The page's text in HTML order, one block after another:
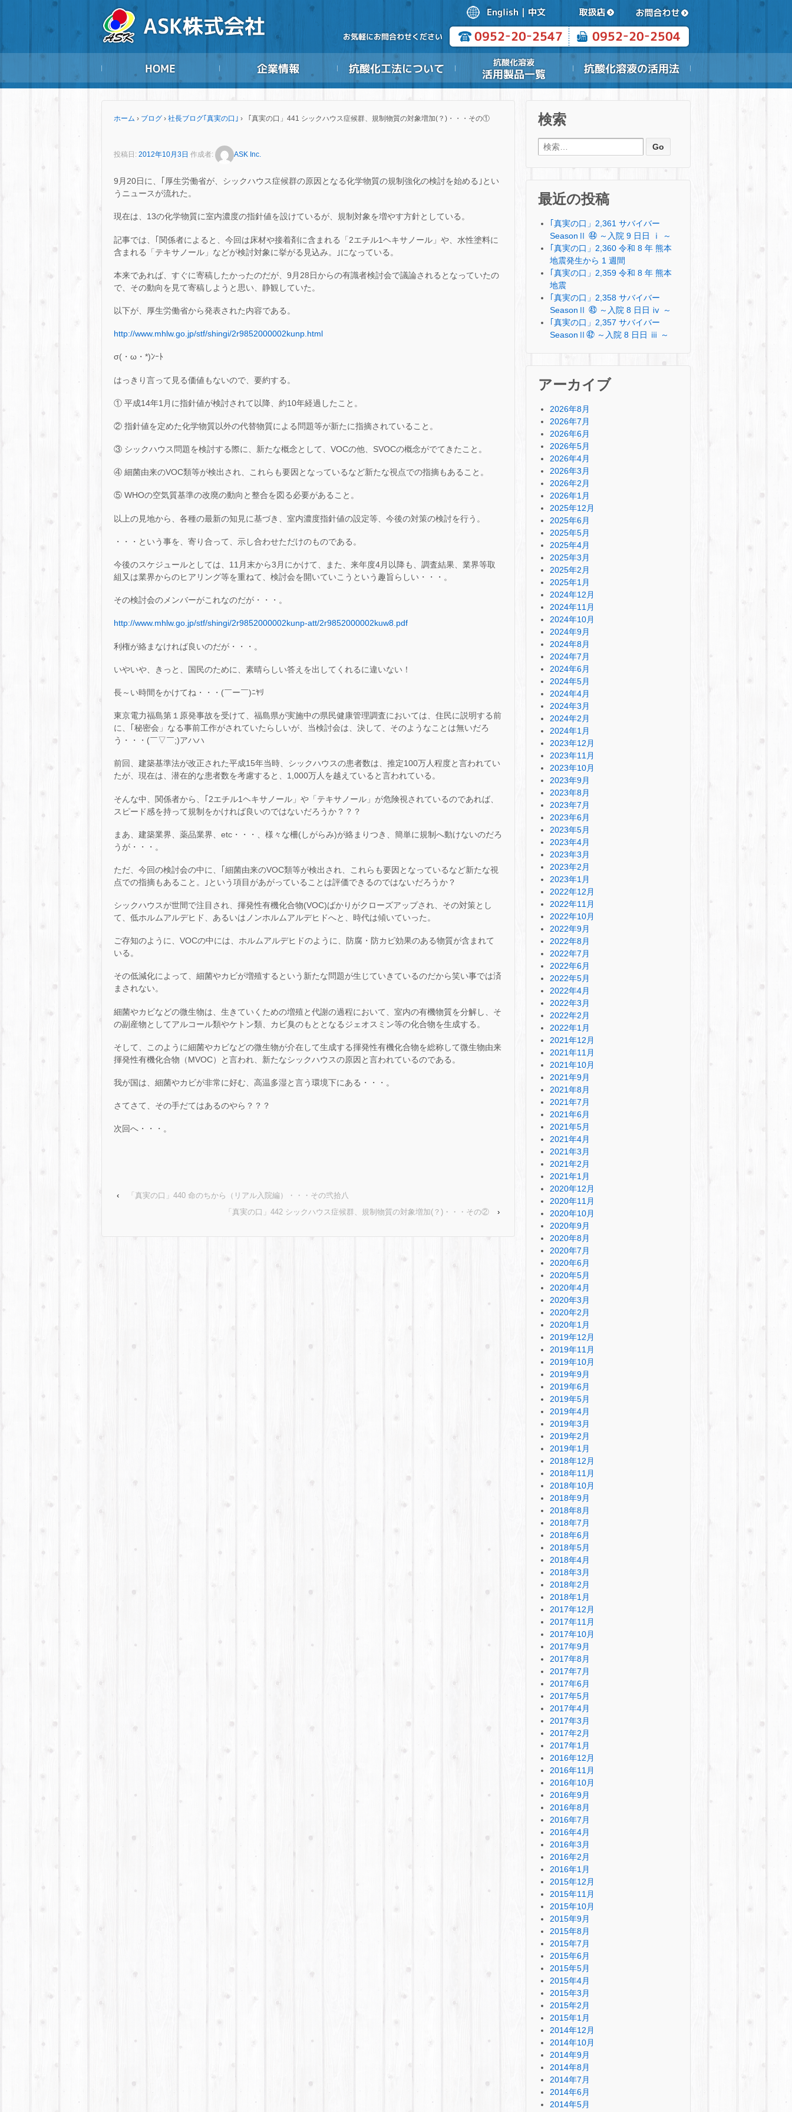
ホーム › ブログ › 社長ブログ｢真実の口｣ › 「真実の口」441 シックハウス症候群、規制物質の対象増加(？)・・・その①
投稿日: 2012年10月3日 作成者: ASK Inc.
9月20日に、｢厚生労働省が、シックハウス症候群の原因となる化学物質の規制強化の検討を始める｣とい
うニュースが流れた。
現在は、13の化学物質に室内濃度の指針値を設けているが、規制対象を増やす方針としている。
記事では、｢関係者によると、今回は床材や接着剤に含まれる「2エチル1ヘキサノール」や、水性塗料に
含まれる「テキサノール」などが検討対象に挙がる見込み。｣になっている。
本来であれば、すぐに寄稿したかったのだが、9月28日からの有識者検討会で議論されるとなっていたの
で、その動向を見て寄稿しようと思い、静観していた。
以下が、厚生労働省から発表された内容である。
http://www.mhlw.go.jp/stf/shingi/2r9852000002kunp.html
σ(・ω・*)ﾝｰﾄ
はっきり言って見る価値もないので、要約する。
① 平成14年1月に指針値が検討されて以降、約10年経過したこと。
② 指針値を定めた化学物質以外の代替物質による問題等が新たに指摘されていること。
③ シックハウス問題を検討する際に、新たな概念として、VOCの他、SVOCの概念がでてきたこと。
④ 細菌由来のVOC類等が検出され、これらも要因となっているなど新たな視点での指摘もあること。
⑤ WHOの空気質基準の改廃の動向と整合を図る必要があること。
以上の見地から、各種の最新の知見に基づき、室内濃度指針値の設定等、今後の対策の検討を行う。
・・・という事を、寄り合って、示し合わせただけのものである。
今後のスケジュールとしては、11月末から3月にかけて、また、来年度4月以降も、調査結果、業界等取
組又は業界からのヒアリング等を重ねて、検討会を開いていこうという趣旨らしい・・・。
その検討会のメンバーがこれなのだが・・・。
http://www.mhlw.go.jp/stf/shingi/2r9852000002kunp-att/2r9852000002kuw8.pdf
利権が絡まなければ良いのだが・・・。
いやいや、きっと、国民のために、素晴らしい答えを出してくれるに違いない！
長～い時間をかけてね・・・(￣ー￣)ﾆﾔﾘ
東京電力福島第１原発事故を受けて、福島県が実施中の県民健康管理調査においては、住民に説明する前
に、｢秘密会」なる事前工作がされていたらしいが、当検討会は、決して、そのようなことは無いだろ
う・・・(￣▽￣;)アハハ
前回、建築基準法が改正された平成15年当時、シックハウスの患者数は、推定100万人程度と言われてい
たが、現在は、潜在的な患者数を考慮すると、1,000万人を越えていると言われている。
そんな中、関係者から、｢2エチル1ヘキサノール」や「テキサノール」が危険視されているのであれば、
スピード感を持って規制をかければ良いのではないだろうか？？？
まあ、建築業界、薬品業界、etc・・・、様々な柵(しがらみ)が絡まりつき、簡単に規制へ動けないのだろ
うが・・・。
ただ、今回の検討会の中に、｢細菌由来のVOC類等が検出され、これらも要因となっているなど新たな視
点での指摘もあること。｣という項目があがっていることは評価できるのではないだろうか？
シックハウスが世間で注目され、揮発性有機化合物(VOC)ばかりがクローズアップされ、その対策とし
て、低ホルムアルデヒド、あるいはノンホルムアルデヒドへと、時代は傾いていった。
ご存知のように、VOCの中には、ホルムアルデヒドのように、防腐・防カビ効果のある物質が含まれて
いる。
その低減化によって、細菌やカビが増殖するという新たな問題が生じていきているのだから笑い事では済
まされない。
細菌やカビなどの微生物は、生きていくための増殖と代謝の過程において、室内の有機物質を分解し、そ
の副産物としてアルコール類やケトン類、カビ臭のもととなるジェオスミン等の化合物を生成する。
そして、このように細菌やカビなどの微生物が介在して生成する揮発性有機化合物を総称して微生物由来
揮発性有機化合物（MVOC）と言われ、新たなシックハウスの原因と言われているのである。
我が国は、細菌やカビが非常に好む、高温多湿と言う環境下にある・・・。
さてさて、その手だてはあるのやら？？？
次回へ・・・。
‹
「真実の口」440 命のちから（リアル入院編）・・・その弐拾八
「真実の口」442 シックハウス症候群、規制物質の対象増加(？)・・・その②
›
検索
検索:
最近の投稿
｢真実の口」2,361 サバイバー
SeasonⅡ ㊹ ～入院 9 日日 ⅰ ～
｢真実の口」2,360 令和 8 年 熊本
地震発生から 1 週間
｢真実の口」2,359 令和 8 年 熊本
地震
｢真実の口」2,358 サバイバー
SeasonⅡ ㊸ ～入院 8 日日 ⅳ ～
｢真実の口」2,357 サバイバー
SeasonⅡ㊷ ～入院 8 日日 ⅲ ～
アーカイブ
2026年8月
2026年7月
2026年6月
2026年5月
2026年4月
2026年3月
2026年2月
2026年1月
2025年12月
2025年6月
2025年5月
2025年4月
2025年3月
2025年2月
2025年1月
2024年12月
2024年11月
2024年10月
2024年9月
2024年8月
2024年7月
2024年6月
2024年5月
2024年4月
2024年3月
2024年2月
2024年1月
2023年12月
2023年11月
2023年10月
2023年9月
2023年8月
2023年7月
2023年6月
2023年5月
2023年4月
2023年3月
2023年2月
2023年1月
2022年12月
2022年11月
2022年10月
2022年9月
2022年8月
2022年7月
2022年6月
2022年5月
2022年4月
2022年3月
2022年2月
2022年1月
2021年12月
2021年11月
2021年10月
2021年9月
2021年8月
2021年7月
2021年6月
2021年5月
2021年4月
2021年3月
2021年2月
2021年1月
2020年12月
2020年11月
2020年10月
2020年9月
2020年8月
2020年7月
2020年6月
2020年5月
2020年4月
2020年3月
2020年2月
2020年1月
2019年12月
2019年11月
2019年10月
2019年9月
2019年6月
2019年5月
2019年4月
2019年3月
2019年2月
2019年1月
2018年12月
2018年11月
2018年10月
2018年9月
2018年8月
2018年7月
2018年6月
2018年5月
2018年4月
2018年3月
2018年2月
2018年1月
2017年12月
2017年11月
2017年10月
2017年9月
2017年8月
2017年7月
2017年6月
2017年5月
2017年4月
2017年3月
2017年2月
2017年1月
2016年12月
2016年11月
2016年10月
2016年9月
2016年8月
2016年7月
2016年4月
2016年3月
2016年2月
2016年1月
2015年12月
2015年11月
2015年10月
2015年9月
2015年8月
2015年7月
2015年6月
2015年5月
2015年4月
2015年3月
2015年2月
2015年1月
2014年12月
2014年10月
2014年9月
2014年8月
2014年7月
2014年6月
2014年5月